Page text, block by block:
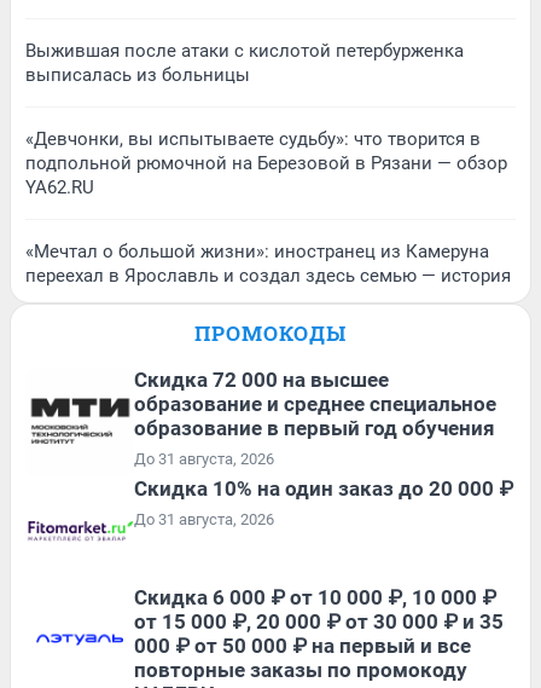
Выжившая после атаки с кислотой петербурженка
выписалась из больницы
«Девчонки, вы испытываете судьбу»: что творится в
подпольной рюмочной на Березовой в Рязани — обзор
YA62.RU
«Мечтал о большой жизни»: иностранец из Камеруна
переехал в Ярославль и создал здесь семью — история
ПРОМОКОДЫ
Скидка 72 000 на высшее
образование и среднее специальное
образование в первый год обучения
До 31 августа, 2026
Скидка 10% на один заказ до 20 000 ₽
До 31 августа, 2026
Скидка 6 000 ₽ от 10 000 ₽, 10 000 ₽
от 15 000 ₽, 20 000 ₽ от 30 000 ₽ и 35
000 ₽ от 50 000 ₽ на первый и все
повторные заказы по промокоду